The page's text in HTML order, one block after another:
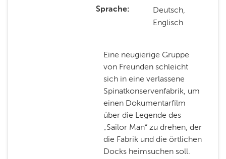
Sprache
Deutsch,
Englisch
Eine neugierige Gruppe
von Freunden schleicht
sich in eine verlassene
Spinatkonservenfabrik, um
einen Dokumentarfilm
über die Legende des
„Sailor Man“ zu drehen, der
die Fabrik und die örtlichen
Docks heimsuchen soll.